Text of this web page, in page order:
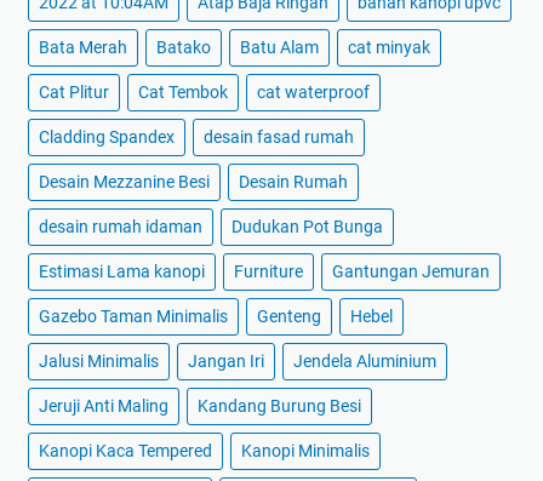
Bata Merah Batako Batu Alam cat minyak
Cat Plitur Cat Tembok cat waterproof
Cladding Spandex desain fasad rumah
Desain Mezzanine Besi Desain Rumah
desain rumah idaman Dudukan Pot Bunga
Estimasi Lama kanopi Furniture Gantungan Jemuran
Gazebo Taman Minimalis Genteng Hebel
Jalusi Minimalis Jangan Iri Jendela Aluminium
Jeruji Anti Maling Kandang Burung Besi
Kanopi Kaca Tempered Kanopi Minimalis